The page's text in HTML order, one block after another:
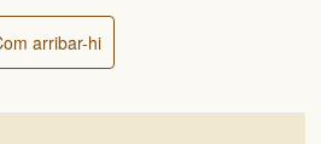
arribar-hi